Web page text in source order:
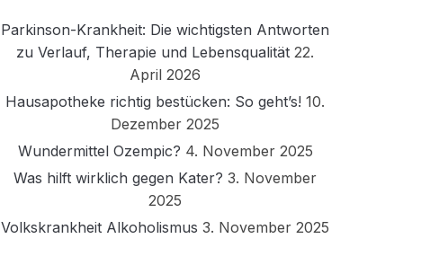
Parkinson-Krankheit: Die wichtigsten Antworten
zu Verlauf, Therapie und Lebensqualität 22.
April 2026
Hausapotheke richtig bestücken: So geht’s! 10.
Dezember 2025
Wundermittel Ozempic? 4. November 2025
Was hilft wirklich gegen Kater? 3. November
2025
Volkskrankheit Alkoholismus 3. November 2025